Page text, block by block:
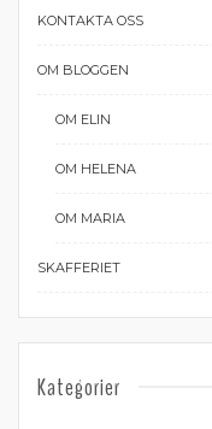
KONTAKTA OSS
OM BLOGGEN
OM ELIN
OM HELENA
OM MARIA
SKAFFERIET
Kategorier